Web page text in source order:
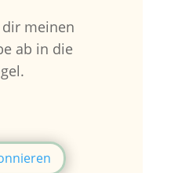
meinen
ab in die